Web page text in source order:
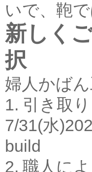
いで、鞄
新しく
択
婦人かば
1. 引き取
7/31(水
build
2. 職人によ